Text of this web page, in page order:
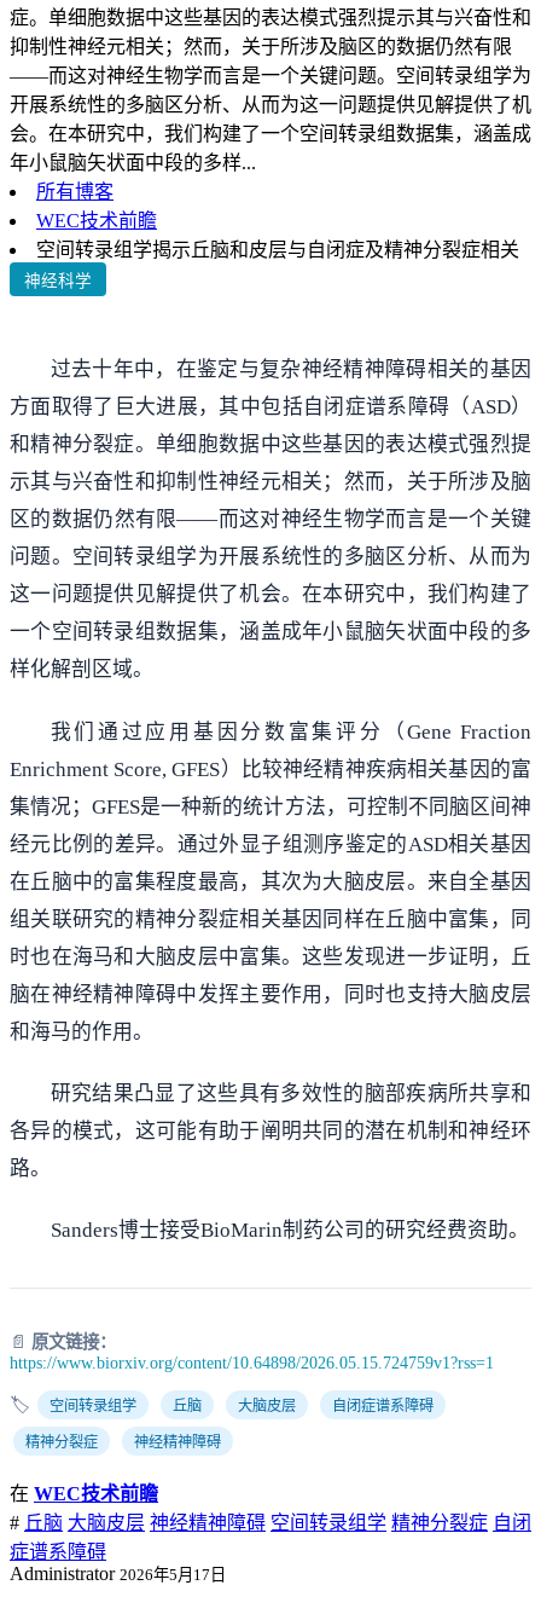
症。单细胞数据中这些基因的表达模式强烈提示其与兴奋性和
抑制性神经元相关；然而，关于所涉及脑区的数据仍然有限
——而这对神经生物学而言是一个关键问题。空间转录组学为
开展系统性的多脑区分析、从而为这一问题提供见解提供了机
会。在本研究中，我们构建了一个空间转录组数据集，涵盖成
年小鼠脑矢状面中段的多样...
所有博客
WEC技术前瞻
空间转录组学揭示丘脑和皮层与自闭症及精神分裂症相关
神经科学
过去十年中，在鉴定与复杂神经精神障碍相关的基因
方面取得了巨大进展，其中包括自闭症谱系障碍（ASD）
和精神分裂症。单细胞数据中这些基因的表达模式强烈提
示其与兴奋性和抑制性神经元相关；然而，关于所涉及脑
区的数据仍然有限——而这对神经生物学而言是一个关键
问题。空间转录组学为开展系统性的多脑区分析、从而为
这一问题提供见解提供了机会。在本研究中，我们构建了
一个空间转录组数据集，涵盖成年小鼠脑矢状面中段的多
样化解剖区域。
我们通过应用基因分数富集评分（Gene Fraction
Enrichment Score, GFES）比较神经精神疾病相关基因的富
集情况；GFES是一种新的统计方法，可控制不同脑区间神
经元比例的差异。通过外显子组测序鉴定的ASD相关基因
在丘脑中的富集程度最高，其次为大脑皮层。来自全基因
组关联研究的精神分裂症相关基因同样在丘脑中富集，同
时也在海马和大脑皮层中富集。这些发现进一步证明，丘
脑在神经精神障碍中发挥主要作用，同时也支持大脑皮层
和海马的作用。
研究结果凸显了这些具有多效性的脑部疾病所共享和
各异的模式，这可能有助于阐明共同的潜在机制和神经环
路。
Sanders博士接受BioMarin制药公司的研究经费资助。
📄 原文链接：
https://www.biorxiv.org/content/10.64898/2026.05.15.724759v1?rss=1
🏷️ 空间转录组学 丘脑 大脑皮层 自闭症谱系障碍
精神分裂症 神经精神障碍
在 WEC技术前瞻
# 丘脑 大脑皮层 神经精神障碍 空间转录组学 精神分裂症 自闭
症谱系障碍
Administrator 2026年5月17日